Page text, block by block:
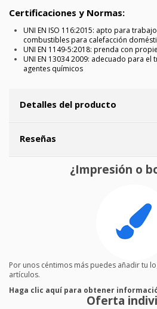
Certificaciones y Normas:
UNI EN ISO 116:2015: apto para
combustibles para calefacción
UNI EN 1149-5:2018: prenda con
UNI EN 13034 2009: adecuado para el
agentes químicos
Detalles del producto
Reseñas
¿Impresión o
Por unos céntimos más puedes añadir tu
artículos.
Haga clic aquí para obtener
Oferta